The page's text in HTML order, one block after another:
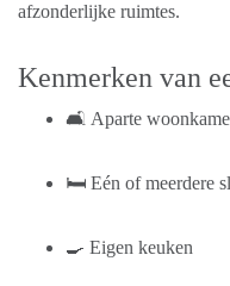
afzonderlijke ruimtes.
Kenmerken van
🛋️ Aparte
🛏️ Eén of meerdere
🍳 Eigen keuken